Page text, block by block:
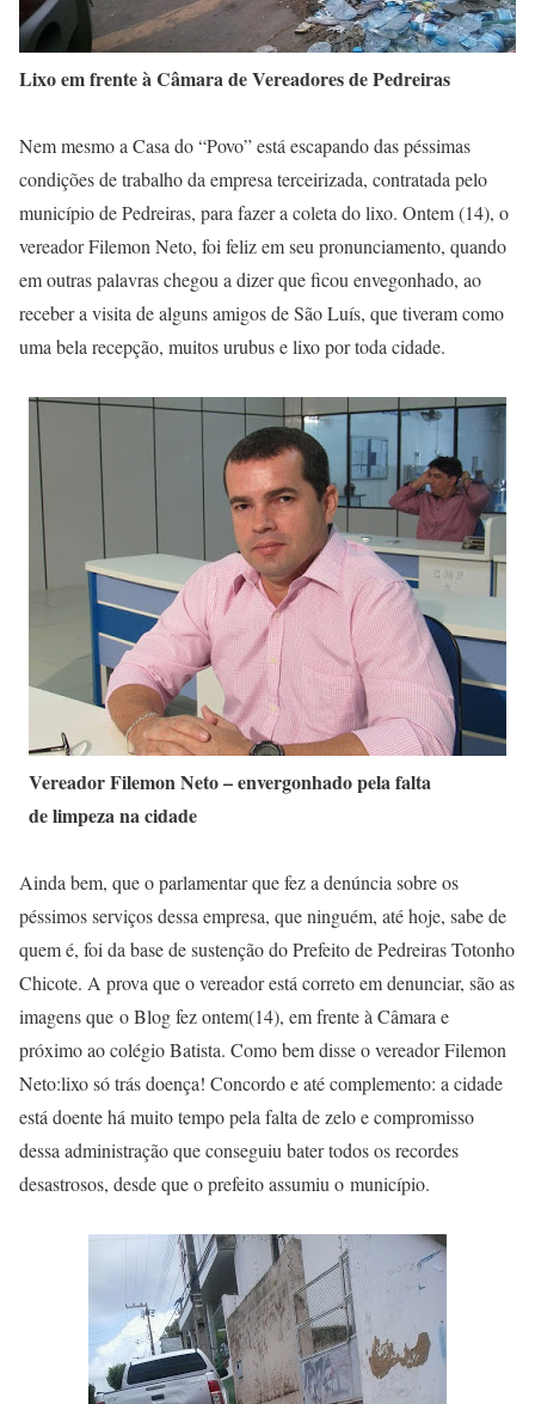
Lixo em frente à Câmara de Vereadores de Pedreiras
Nem mesmo a Casa do “Povo” está escapando das péssimas
condições de trabalho da empresa terceirizada, contratada pelo
município de Pedreiras, para fazer a coleta do lixo. Ontem (14), o
vereador Filemon Neto, foi feliz em seu pronunciamento, quando
em outras palavras chegou a dizer que ficou envegonhado, ao
receber a visita de alguns amigos de São Luís, que tiveram como
uma bela recepção, muitos urubus e lixo por toda cidade.
Vereador Filemon Neto – envergonhado pela falta
de limpeza na cidade
Ainda bem, que o parlamentar que fez a denúncia sobre os
péssimos serviços dessa empresa, que ninguém, até hoje, sabe de
quem é, foi da base de sustenção do Prefeito de Pedreiras Totonho
Chicote. A prova que o vereador está correto em denunciar, são as
imagens que o Blog fez ontem(14), em frente à Câmara e
próximo ao colégio Batista. Como bem disse o vereador Filemon
Neto:lixo só trás doença! Concordo e até complemento: a cidade
está doente há muito tempo pela falta de zelo e compromisso
dessa administração que conseguiu bater todos os recordes
desastrosos, desde que o prefeito assumiu o município.